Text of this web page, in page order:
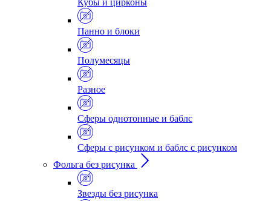
Кубы и цирконы
Панно и блоки
Полумесяцы
Разное
Сферы однотонные и баблс
Сферы с рисунком и баблс с рисунком
Фольга без рисунка
Звезды без рисунка